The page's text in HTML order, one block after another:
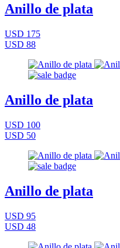
Anillo de plata
USD 175
USD 88
Anillo de plata
USD 100
USD 50
Anillo de plata
USD 95
USD 48